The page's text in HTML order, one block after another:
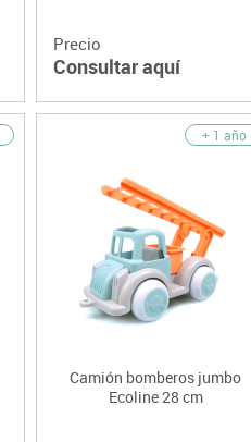
Precio
Consultar aquí
+ 1 año
Camión bomberos jumbo
Ecoline 28 cm